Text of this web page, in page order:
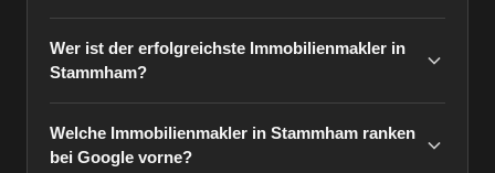
Wer ist der erfolgreichste Immobilienmakler in
Stammham?
Welche Immobilienmakler in Stammham ranken
bei Google vorne?